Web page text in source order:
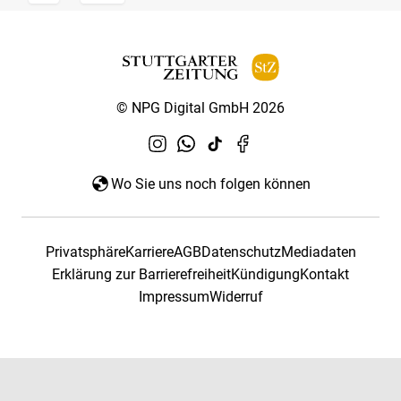
© NPG Digital GmbH 2026
Wo Sie uns noch folgen können
PrivatsphäreKarriereAGBDatenschutzMediadaten
Erklärung zur BarrierefreiheitKündigungKontakt
ImpressumWiderruf